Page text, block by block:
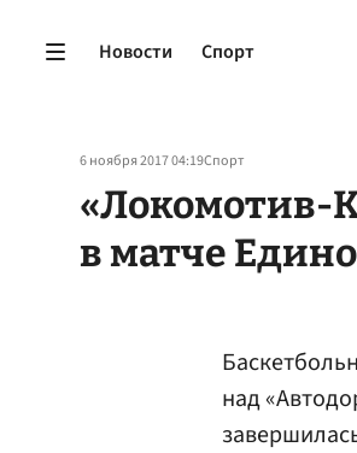
Новости Спорт
6 ноября 2017 04:19Спорт
«Локомотив-
в матче
над